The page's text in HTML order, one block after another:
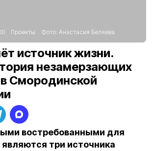
Проекты Фото: Анастасия Беляева
источник жизни.
незамерзающих
Смородинской
востребованными для
являются три источника